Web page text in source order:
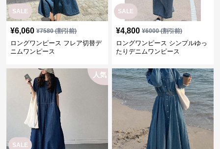
SALE
¥6,060 ¥7580(割引前)
ロングワンピース フレア切替デ
ニムワンピース
SALE
¥4,800 ¥6000(割引前)
ロングワンピース シンプルゆっ
たりデニムワンピース
SALE
人気